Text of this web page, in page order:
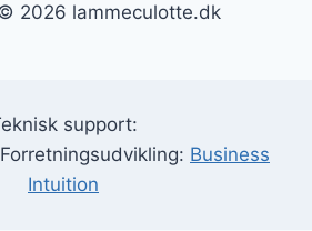
2026 lammeculotte.dk
support:
Business
Intuition